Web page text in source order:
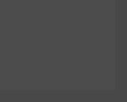
por
le
la zona está
bancos,